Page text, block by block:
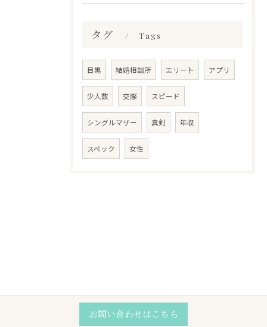
タグ Tags
目黒 結婚相談所 エリート アプリ
少人数 交際 スピード
シングルマザー 真剣 年収
スペック 女性
お問い合わせはこちら